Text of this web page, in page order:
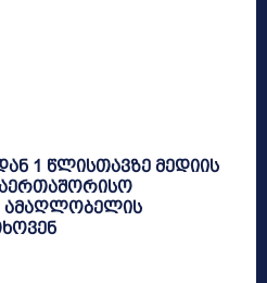
1 წლისთავზე მედიის
ამაღლობელის